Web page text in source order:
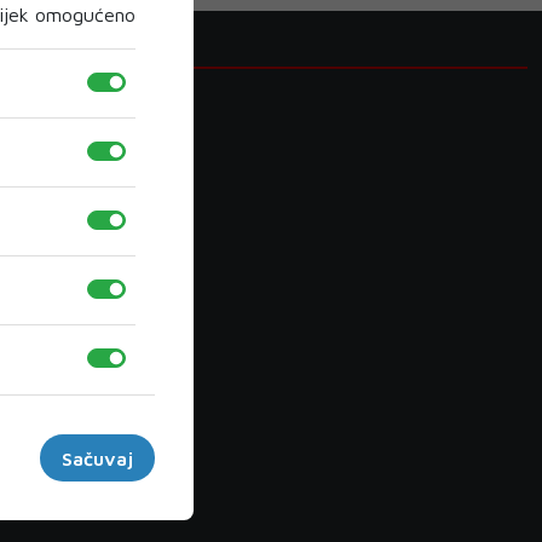
omogućeno
Sačuvaj
Kategorije
VIJESTI BIH
VIJESTI IZ SVIJETA
MOSTAR
OSTALI SPORTOVI